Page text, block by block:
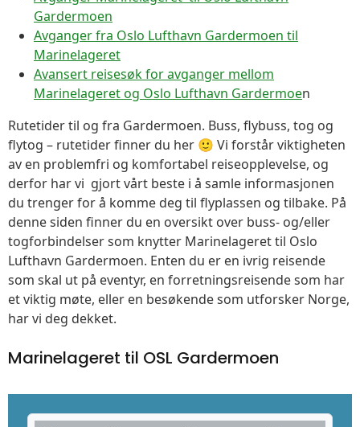
Gardermoen
Avganger fra Oslo Lufthavn Gardermoen til
Marinelageret
Avansert reisesøk for avganger mellom
Marinelageret og Oslo Lufthavn Gardermoen
Rutetider til og fra Gardermoen. Buss, flybuss, tog og
flytog – rutetider finner du her 🙂 Vi forstår viktigheten
av en problemfri og komfortabel reiseopplevelse, og
derfor har vi gjort vårt beste i å samle informasjonen
du trenger for å komme deg til flyplassen og tilbake. På
denne siden finner du en oversikt over buss- og/eller
togforbindelser som knytter Marinelageret til Oslo
Lufthavn Gardermoen. Enten du er en ivrig reisende
som skal ut på eventyr, en forretningsreisende som har
et viktig møte, eller en besøkende som utforsker Norge,
har vi deg dekket.
Marinelageret til OSL Gardermoen